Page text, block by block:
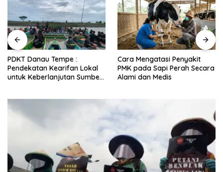
PDKT Danau Tempe :
Pendekatan Kearifan Lokal
untuk Keberlanjutan Sumber
Cara Mengatasi Penyakit
PMK pada Sapi Perah Secara
Alami dan Medis